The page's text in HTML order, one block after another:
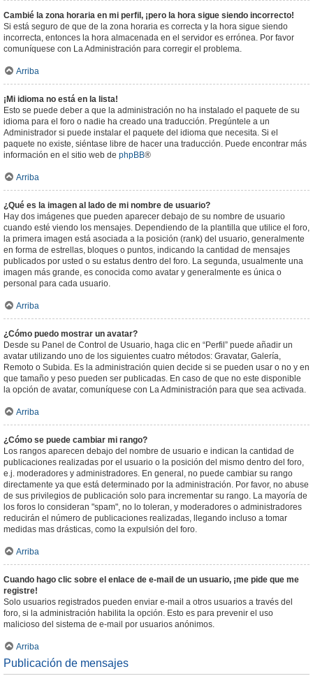
Cambié la zona horaria en mi perfil, ¡pero la hora sigue siendo incorrecto!
Si está seguro de que de la zona horaria es correcta y la hora sigue siendo
incorrecta, entonces la hora almacenada en el servidor es errónea. Por favor
comuníquese con La Administración para corregir el problema.
Arriba
¡Mi idioma no está en la lista!
Esto se puede deber a que la administración no ha instalado el paquete de su
idioma para el foro o nadie ha creado una traducción. Pregúntele a un
Administrador si puede instalar el paquete del idioma que necesita. Si el
paquete no existe, siéntase libre de hacer una traducción. Puede encontrar más
información en el sitio web de phpBB®
Arriba
¿Qué es la imagen al lado de mi nombre de usuario?
Hay dos imágenes que pueden aparecer debajo de su nombre de usuario
cuando esté viendo los mensajes. Dependiendo de la plantilla que utilice el foro,
la primera imagen está asociada a la posición (rank) del usuario, generalmente
en forma de estrellas, bloques o puntos, indicando la cantidad de mensajes
publicados por usted o su estatus dentro del foro. La segunda, usualmente una
imagen más grande, es conocida como avatar y generalmente es única o
personal para cada usuario.
Arriba
¿Cómo puedo mostrar un avatar?
Desde su Panel de Control de Usuario, haga clic en “Perfil” puede añadir un
avatar utilizando uno de los siguientes cuatro métodos: Gravatar, Galería,
Remoto o Subida. Es la administración quien decide si se pueden usar o no y en
que tamaño y peso pueden ser publicadas. En caso de que no este disponible
la opción de avatar, comuníquese con La Administración para que sea activada.
Arriba
¿Cómo se puede cambiar mi rango?
Los rangos aparecen debajo del nombre de usuario e indican la cantidad de
publicaciones realizadas por el usuario o la posición del mismo dentro del foro,
e.j. moderadores y administradores. En general, no puede cambiar su rango
directamente ya que está determinado por la administración. Por favor, no abuse
de sus privilegios de publicación solo para incrementar su rango. La mayoría de
los foros lo consideran "spam", no lo toleran, y moderadores o administradores
reducirán el número de publicaciones realizadas, llegando incluso a tomar
medidas mas drásticas, como la expulsión del foro.
Arriba
Cuando hago clic sobre el enlace de e-mail de un usuario, ¡me pide que me
registre!
Solo usuarios registrados pueden enviar e-mail a otros usuarios a través del
foro, si la administración habilita la opción. Esto es para prevenir el uso
malicioso del sistema de e-mail por usuarios anónimos.
Arriba
Publicación de mensajes